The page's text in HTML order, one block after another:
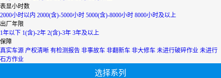
青海
上海
陕西
山西
山东
四川
天津
台湾
表显小时数
2000小时以内 2000(含)-5000小时 5000(含)-8000小时 8000小时及以上
出厂年限
1年以下 1(含)-2年 2(含)-3年 3年及以上
保障
真实车源 产权清晰 有检测报告 非事故车 非翻新车 非大修车 未进行破碎作业 未进行
石方作业
选择系列